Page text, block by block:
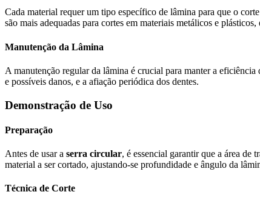
Cada material requer um tipo específico de lâmina para que o
são mais adequadas para cortes em materiais metálicos e
Manutenção da Lâmina
A manutenção regular da lâmina é crucial para manter a eficiência
e possíveis danos, e a afiação periódica dos dentes.
Demonstração de Uso
Preparação
Antes de usar a serra circular, é essencial garantir que a área de
material a ser cortado, ajustando-se profundidade e ângulo da
Técnica de Corte